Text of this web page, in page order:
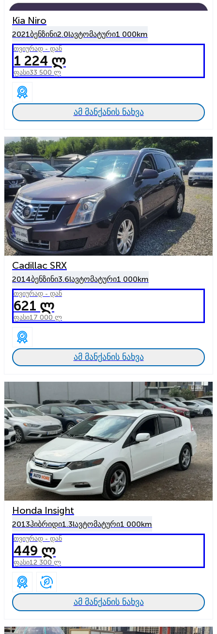
Kia Niro
2021ბენზინი2.0lავტომატური1 000km
თვიურად - დან
1 224 ლ
ფასი33 500 ლ
ამ მანქანის ნახვა
Cadillac SRX
2014ბენზინი3.6lავტომატური1 000km
თვიურად - დან
621 ლ
ფასი17 000 ლ
ამ მანქანის ნახვა
Honda Insight
2013ჰიბრიდი1.3lავტომატური1 000km
თვიურად - დან
449 ლ
ფასი12 300 ლ
ამ მანქანის ნახვა